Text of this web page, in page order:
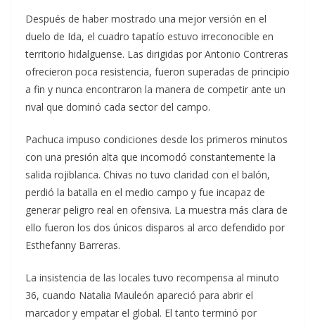
Después de haber mostrado una mejor versión en el
duelo de Ida, el cuadro tapatío estuvo irreconocible en
territorio hidalguense. Las dirigidas por Antonio Contreras
ofrecieron poca resistencia, fueron superadas de principio
a fin y nunca encontraron la manera de competir ante un
rival que dominó cada sector del campo.
Pachuca impuso condiciones desde los primeros minutos
con una presión alta que incomodó constantemente la
salida rojiblanca. Chivas no tuvo claridad con el balón,
perdió la batalla en el medio campo y fue incapaz de
generar peligro real en ofensiva. La muestra más clara de
ello fueron los dos únicos disparos al arco defendido por
Esthefanny Barreras.
La insistencia de las locales tuvo recompensa al minuto
36, cuando Natalia Mauleón apareció para abrir el
marcador y empatar el global. El tanto terminó por